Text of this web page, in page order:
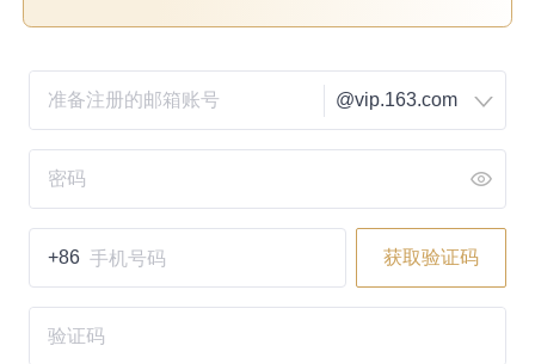
@vip.163.com
+86 获取验证码